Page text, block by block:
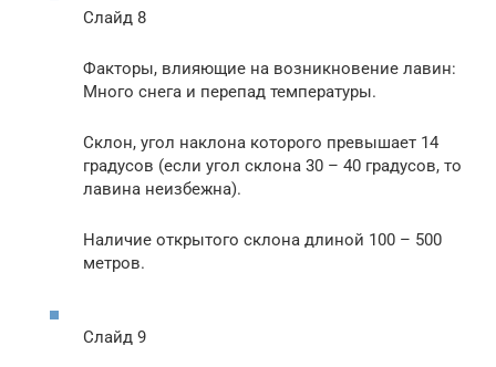
Слайд 8
Факторы, влияющие на возникновение лавин:
Много снега и перепад температуры.
Склон, угол наклона которого превышает 14
градусов (если угол склона 30 – 40 градусов, то
лавина неизбежна).
Наличие открытого склона длиной 100 – 500
метров.
Слайд 9